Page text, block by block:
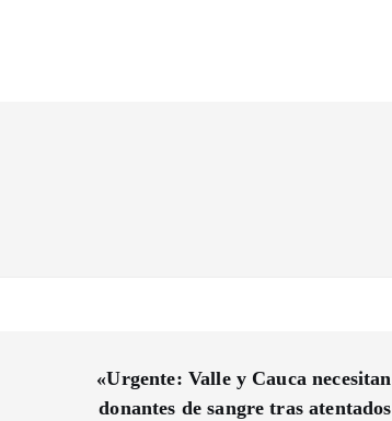
«Urgente: Valle y Cauca necesitan
donantes de sangre tras atentados